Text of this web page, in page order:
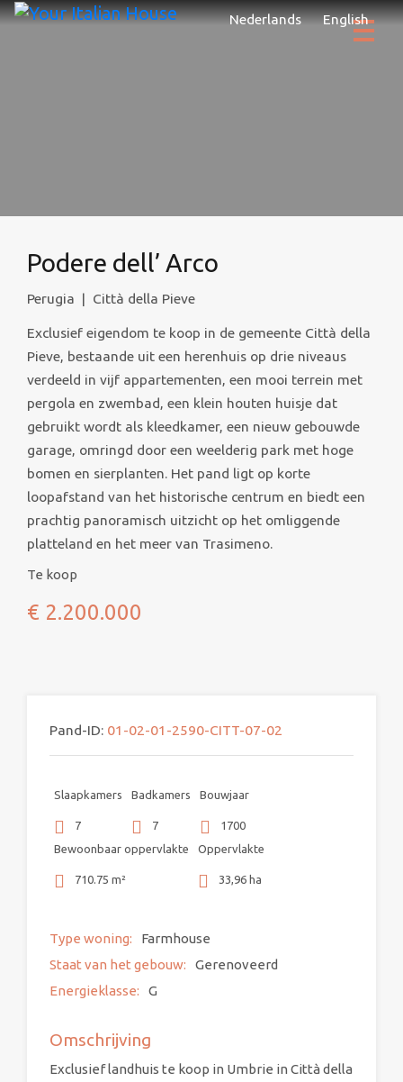
Nederlands English
Podere dell’ Arco
Perugia | Città della Pieve
Exclusief eigendom te koop in de gemeente Città della
Pieve, bestaande uit een herenhuis op drie niveaus
verdeeld in vijf appartementen, een mooi terrein met
pergola en zwembad, een klein houten huisje dat
gebruikt wordt als kleedkamer, een nieuw gebouwde
garage, omringd door een weelderig park met hoge
bomen en sierplanten. Het pand ligt op korte
loopafstand van het historische centrum en biedt een
prachtig panoramisch uitzicht op het omliggende
platteland en het meer van Trasimeno.
Te koop
€ 2.200.000
Pand-ID: 01-02-01-2590-CITT-07-02
Slaapkamers
7
Badkamers
7
Bouwjaar
1700
Bewoonbaar oppervlakte
710.75 m²
Oppervlakte
33,96 ha
Type woning:
Farmhouse
Staat van het gebouw:
Gerenoveerd
Energieklasse:
G
Omschrijving
Exclusief landhuis te koop in Umbrie in Città della